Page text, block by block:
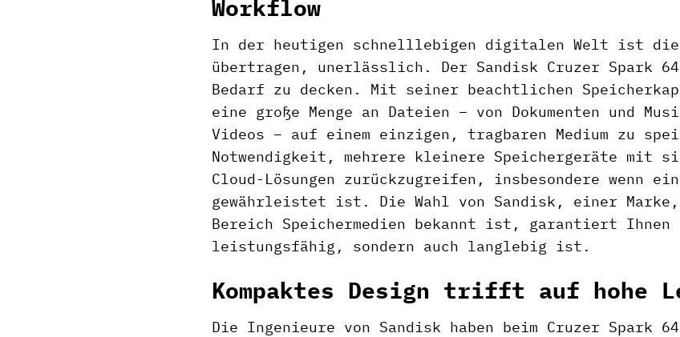
Workflow
In der heutigen schnelllebigen digitalen Welt ist
übertragen, unerlässlich. Der Sandisk Cruzer Spark
Bedarf zu decken. Mit seiner beachtlichen
eine große Menge an Dateien – von Dokumenten und
Videos – auf einem einzigen, tragbaren Medium zu
Notwendigkeit, mehrere kleinere Speichergeräte mit
Cloud-Lösungen zurückzugreifen, insbesondere wenn
gewährleistet ist. Die Wahl von Sandisk, einer
Bereich Speichermedien bekannt ist, garantiert
leistungsfähig, sondern auch langlebig ist.
Kompaktes Design trifft auf hohe
Die Ingenieure von Sandisk haben beim Cruzer Spark